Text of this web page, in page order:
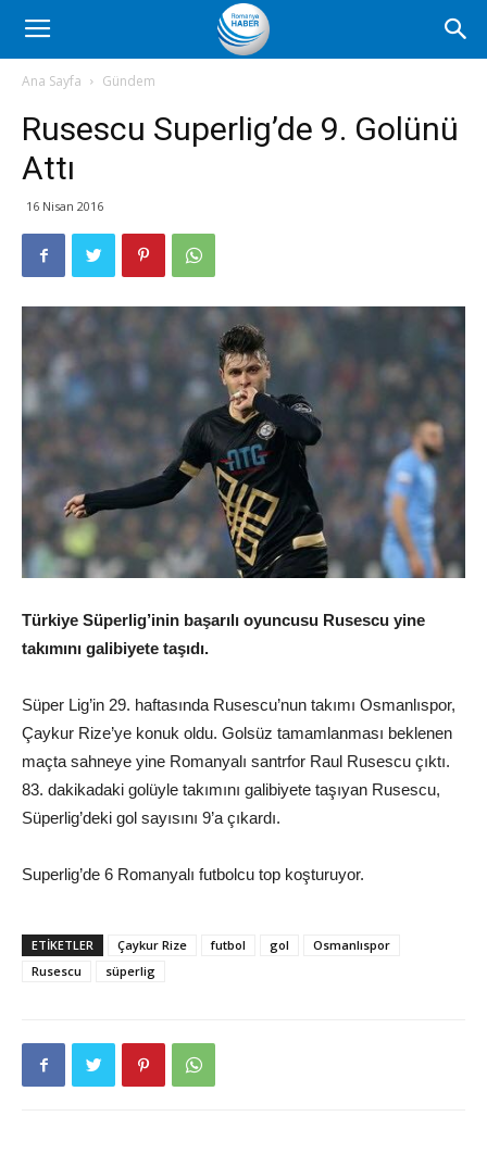
Romanya
Haber
Ana Sayfa Gündem
Rusescu Superlig’de 9. Golünü
Attı
16 Nisan 2016
Türkiye Süperlig’inin başarılı oyuncusu Rusescu yine
takımını galibiyete taşıdı.
Süper Lig’in 29. haftasında Rusescu’nun takımı Osmanlıspor,
Çaykur Rize’ye konuk oldu. Golsüz tamamlanması beklenen
maçta sahneye yine Romanyalı santrfor Raul Rusescu çıktı.
83. dakikadaki golüyle takımını galibiyete taşıyan Rusescu,
Süperlig’deki gol sayısını 9’a çıkardı.
Superlig’de 6 Romanyalı futbolcu top koşturuyor.
ETIKETLER Çaykur Rize futbol gol
Osmanlıspor
Rusescu
süperlig